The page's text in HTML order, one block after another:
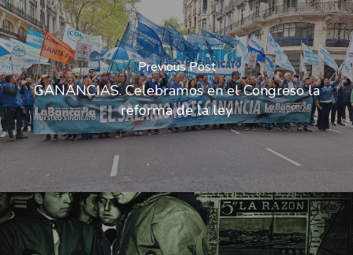
Previous Post
GANANCIAS. Celebramos en el Congreso la
reforma de la ley